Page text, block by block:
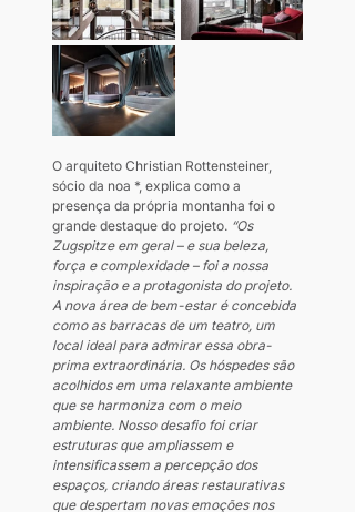
O arquiteto Christian Rottensteiner,
sócio da noa *, explica como a
presença da própria montanha foi o
grande destaque do projeto. “Os
Zugspitze em geral – e sua beleza,
força e complexidade – foi a nossa
inspiração e a protagonista do projeto.
A nova área de bem-estar é concebida
como as barracas de um teatro, um
local ideal para admirar essa obra-
prima extraordinária. Os hóspedes são
acolhidos em uma relaxante ambiente
que se harmoniza com o meio
ambiente. Nosso desafio foi criar
estruturas que ampliassem e
intensificassem a percepção dos
espaços, criando áreas restaurativas
que despertam novas emoções nos